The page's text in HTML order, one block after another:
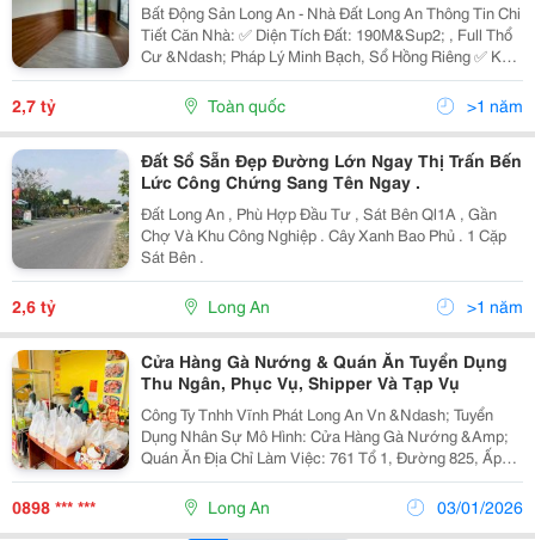
Bất Động Sản Long An - Nhà Đất Long An Thông Tin Chi
Tiết Căn Nhà: ✅ Diện Tích Đất: 190M&Sup2; , Full Thổ
Cư &Ndash; Pháp Lý Minh Bạch, Sổ Hồng Riêng ✅ Kết
Cấu: 1 Trệt 1 Lầu , Gồm 2 Phòng Ngủ , 2 Nhà Vệ Sinh ✅
Sân Trước Cực Kỳ Rộng...
2,7 tỷ Toàn quốc >1 năm
Đất Sổ Sẵn Đẹp Đường Lớn Ngay Thị Trấn Bến
Lức Công Chứng Sang Tên Ngay .
Đất Long An , Phù Hợp Đầu Tư , Sát Bên Ql1A , Gần
Chợ Và Khu Công Nghiệp . Cây Xanh Bao Phủ . 1 Cặp
Sát Bên .
2,6 tỷ Long An >1 năm
Cửa Hàng Gà Nướng & Quán Ăn Tuyển Dụng
Thu Ngân, Phục Vụ, Shipper Và Tạp Vụ
Công Ty Tnhh Vĩnh Phát Long An Vn &Ndash; Tuyển
Dụng Nhân Sự Mô Hình: Cửa Hàng Gà Nướng &Amp;
Quán Ăn Địa Chỉ Làm Việc: 761 Tổ 1, Đường 825, Ấp
Bình Tiền 1, Xã Đức Hòa, Tây Ninh Liên Hệ: 0898 357
500 (Mr. Lâm) 1. Nhân Viên Thu Ngân (Nữ)...
0898 *** *** Long An 03/01/2026